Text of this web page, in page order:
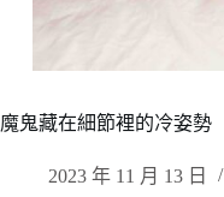
魔鬼藏在細節裡的冷姿勢
2023 年 11 月 13 日